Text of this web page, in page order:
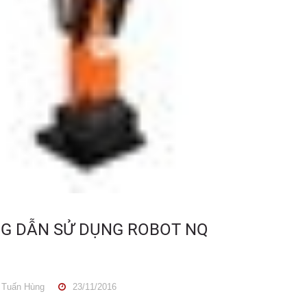
DẪN SỬ DỤNG ROBOT NQ
Hùng 23/11/2016